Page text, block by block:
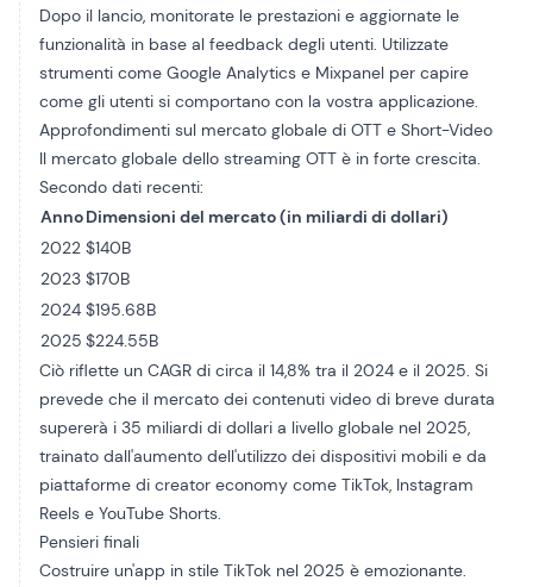
Dopo il lancio, monitorate le prestazioni e aggiornate le
funzionalità in base al feedback degli utenti. Utilizzate
strumenti come Google Analytics e Mixpanel per capire
come gli utenti si comportano con la vostra applicazione.
Approfondimenti sul mercato globale di OTT e Short-Video
Il mercato globale dello streaming OTT è in forte crescita.
Secondo dati recenti:
AnnoDimensioni del mercato (in miliardi di dollari)
2022 $140B
2023 $170B
2024 $195.68B
2025 $224.55B
Ciò riflette un CAGR di circa il 14,8% tra il 2024 e il 2025. Si
prevede che il mercato dei contenuti video di breve durata
supererà i 35 miliardi di dollari a livello globale nel 2025,
trainato dall'aumento dell'utilizzo dei dispositivi mobili e da
piattaforme di creator economy come TikTok, Instagram
Reels e YouTube Shorts.
Pensieri finali
Costruire un'app in stile TikTok nel 2025 è emozionante.